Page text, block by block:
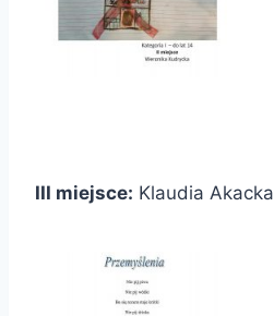
III miejsce: Klaudia Akacka